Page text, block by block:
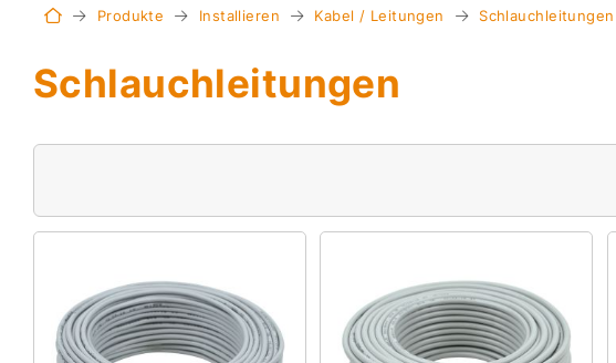
Produkte Installieren Kabel / Leitungen Schlauchleitungen
Schlauchleitungen